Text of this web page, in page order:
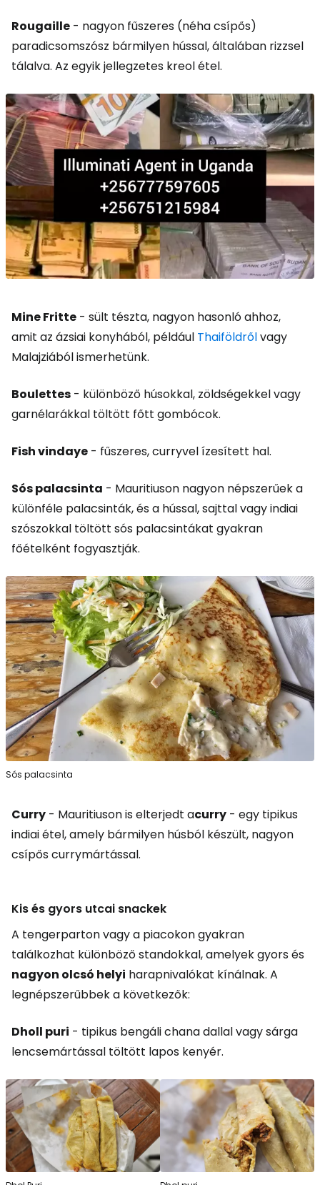
Rougaille - nagyon fűszeres (néha csípős)
paradicsomszósz bármilyen hússal, általában rizzsel
tálalva. Az egyik jellegzetes kreol étel.
Mine Fritte - sült tészta, nagyon hasonló ahhoz,
amit az ázsiai konyhából, például Thaiföldrőlvagy
Malajziából ismerhetünk.
Boulettes - különböző húsokkal, zöldségekkel vagy
garnélarákkal töltött főtt gombócok.
Fish vindaye - fűszeres, curryvel ízesített hal.
Sós palacsinta - Mauritiuson nagyon népszerűek a
különféle palacsinták, és a hússal, sajttal vagy indiai
szószokkal töltött sós palacsintákat gyakran
főételként fogyasztják.
Sós palacsinta
Curry - Mauritiuson is elterjedt acurry - egy tipikus
indiai étel, amely bármilyen húsból készült, nagyon
csípős currymártással.
Kis és gyors utcai snackek
A tengerparton vagy a piacokon gyakran
találkozhat különböző standokkal, amelyek gyors és
nagyon olcsó helyi harapnivalókat kínálnak. A
legnépszerűbbek a következők:
Dholl puri - tipikus bengáli chana dallal vagy sárga
lencsemártással töltött lapos kenyér.